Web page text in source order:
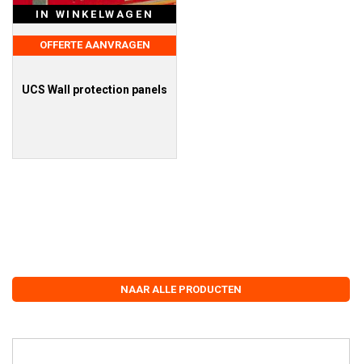
NAAR ALLE PRODUCTEN
IN WINKELWAGEN
OFFERTE AANVRAGEN
UCS Wall protection panels